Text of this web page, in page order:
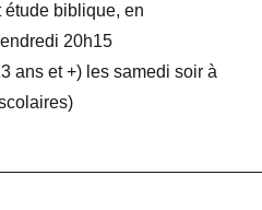
étude biblique, en
20h15
ans et +) les samedi soir à